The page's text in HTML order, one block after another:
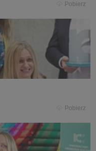
Pobierz
Pobierz